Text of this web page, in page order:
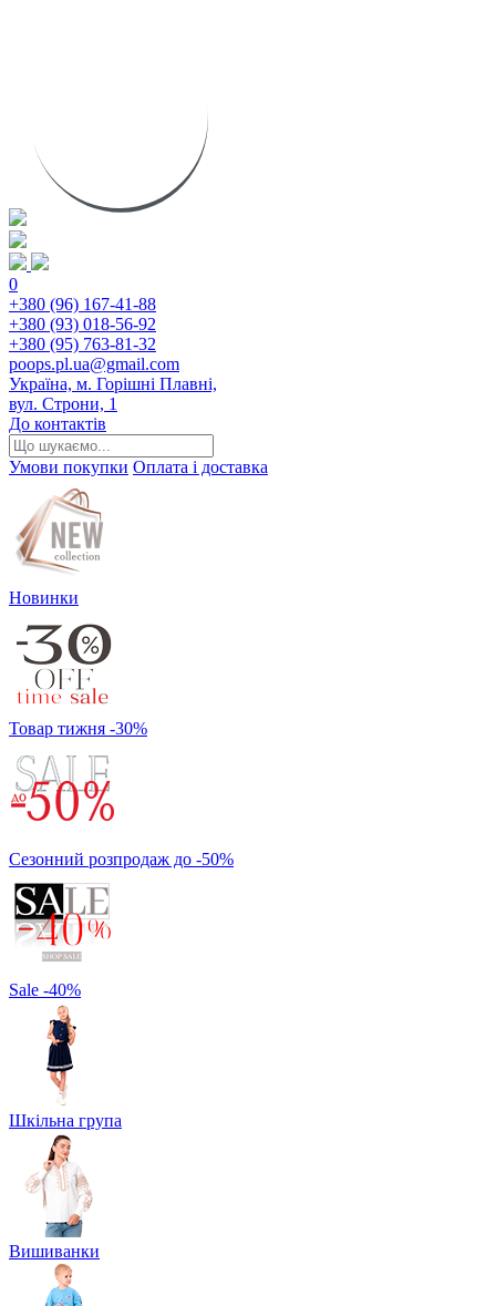
0
+380 (96) 167-41-88
+380 (93) 018-56-92
+380 (95) 763-81-32
poops.pl.ua@gmail.com
Україна, м. Горішні Плавні,
вул. Строни, 1
До контактів
Умови покупки Оплата і доставка
Новинки
Товар тижня -30%
Сезонний розпродаж до -50%
Sale -40%
Шкільна група
Вишиванки